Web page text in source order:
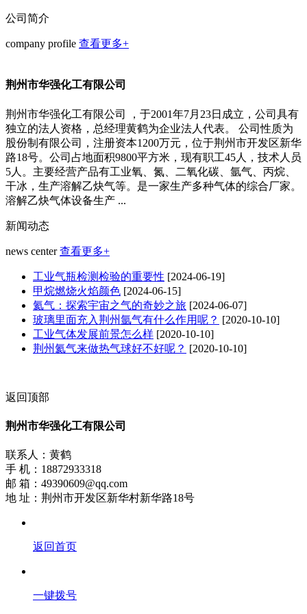
公司简介
company profile 查看更多+
荆州市华强化工有限公司
荆州市华强化工有限公司 ，于2001年7月23日成立，公司具有
独立的法人资格，总经理黄鹤为企业法人代表。 公司性质为
股份制有限公司，注册资本1200万元，位于荆州市开发区新华
路18号。公司占地面积9800平方米，现有职工45人，技术人员
5人。主要经营产品有工业氧、氮、二氧化碳、氩气、丙烷、
干冰，生产溶解乙炔气等。是一家生产多种气体的综合厂家。
溶解乙炔气体设备生产 ...
新闻动态
news center查看更多+
工业气瓶检测检验的重要性 [2024-06-19]
甲烷燃烧火焰颜色 [2024-06-15]
氦气：探索宇宙之气的奇妙之旅 [2024-06-07]
玻璃里面充入荆州氩气有什么作用呢？ [2020-10-10]
工业气体发展前景怎么样 [2020-10-10]
荆州氦气来做热气球好不好呢？ [2020-10-10]
返回顶部
荆州市华强化工有限公司
联系人：黄鹤
手 机：18872933318
邮 箱：49390609@qq.com
地 址：荆州市开发区新华村新华路18号
返回首页
一键拨号